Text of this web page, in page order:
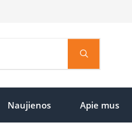
Naujienos Apie mus